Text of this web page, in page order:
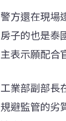
警方還在現場
房子的也是泰
主表示願配合
工業部副部長
規避監管的劣